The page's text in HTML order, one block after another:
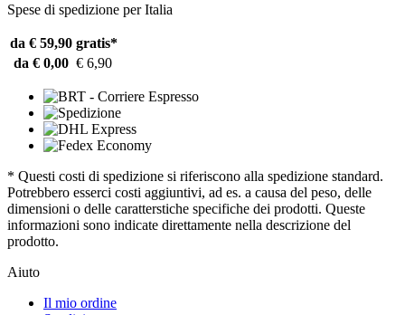
Spese di spedizione per Italia
da € 59,90 gratis*
da € 0,00 € 6,90
* Questi costi di spedizione si riferiscono alla spedizione standard.
Potrebbero esserci costi aggiuntivi, ad es. a causa del peso, delle
dimensioni o delle caratterstiche specifiche dei prodotti. Queste
informazioni sono indicate direttamente nella descrizione del
prodotto.
Aiuto
Il mio ordine